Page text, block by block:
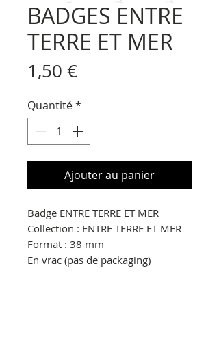
BADGES ENTRE
TERRE ET MER
1,50 €Prix
Quantité*
Ajouter au panier
Badge ENTRE TERRE ET MER
Collection : ENTRE TERRE ET MER
Format : 38 mm
En vrac (pas de packaging)